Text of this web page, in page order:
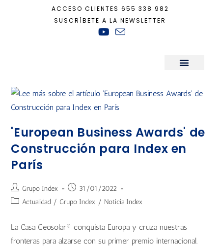
ACCESO CLIENTES 655 338 982
SUSCRÍBETE A LA NEWSLETTER
'European Business Awards' de
Construcción para Index en
París
Grupo Index
31/01/2022
Actualidad / Grupo Index / Noticia Index
La Casa Geosolar® conquista Europa y cruza nuestras
fronteras para alzarse con su primer premio internacional.